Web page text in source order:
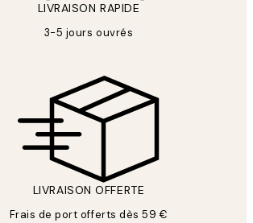
LIVRAISON RAPIDE
3-5 jours ouvrés
LIVRAISON OFFERTE
Frais de port offerts dès 59 €